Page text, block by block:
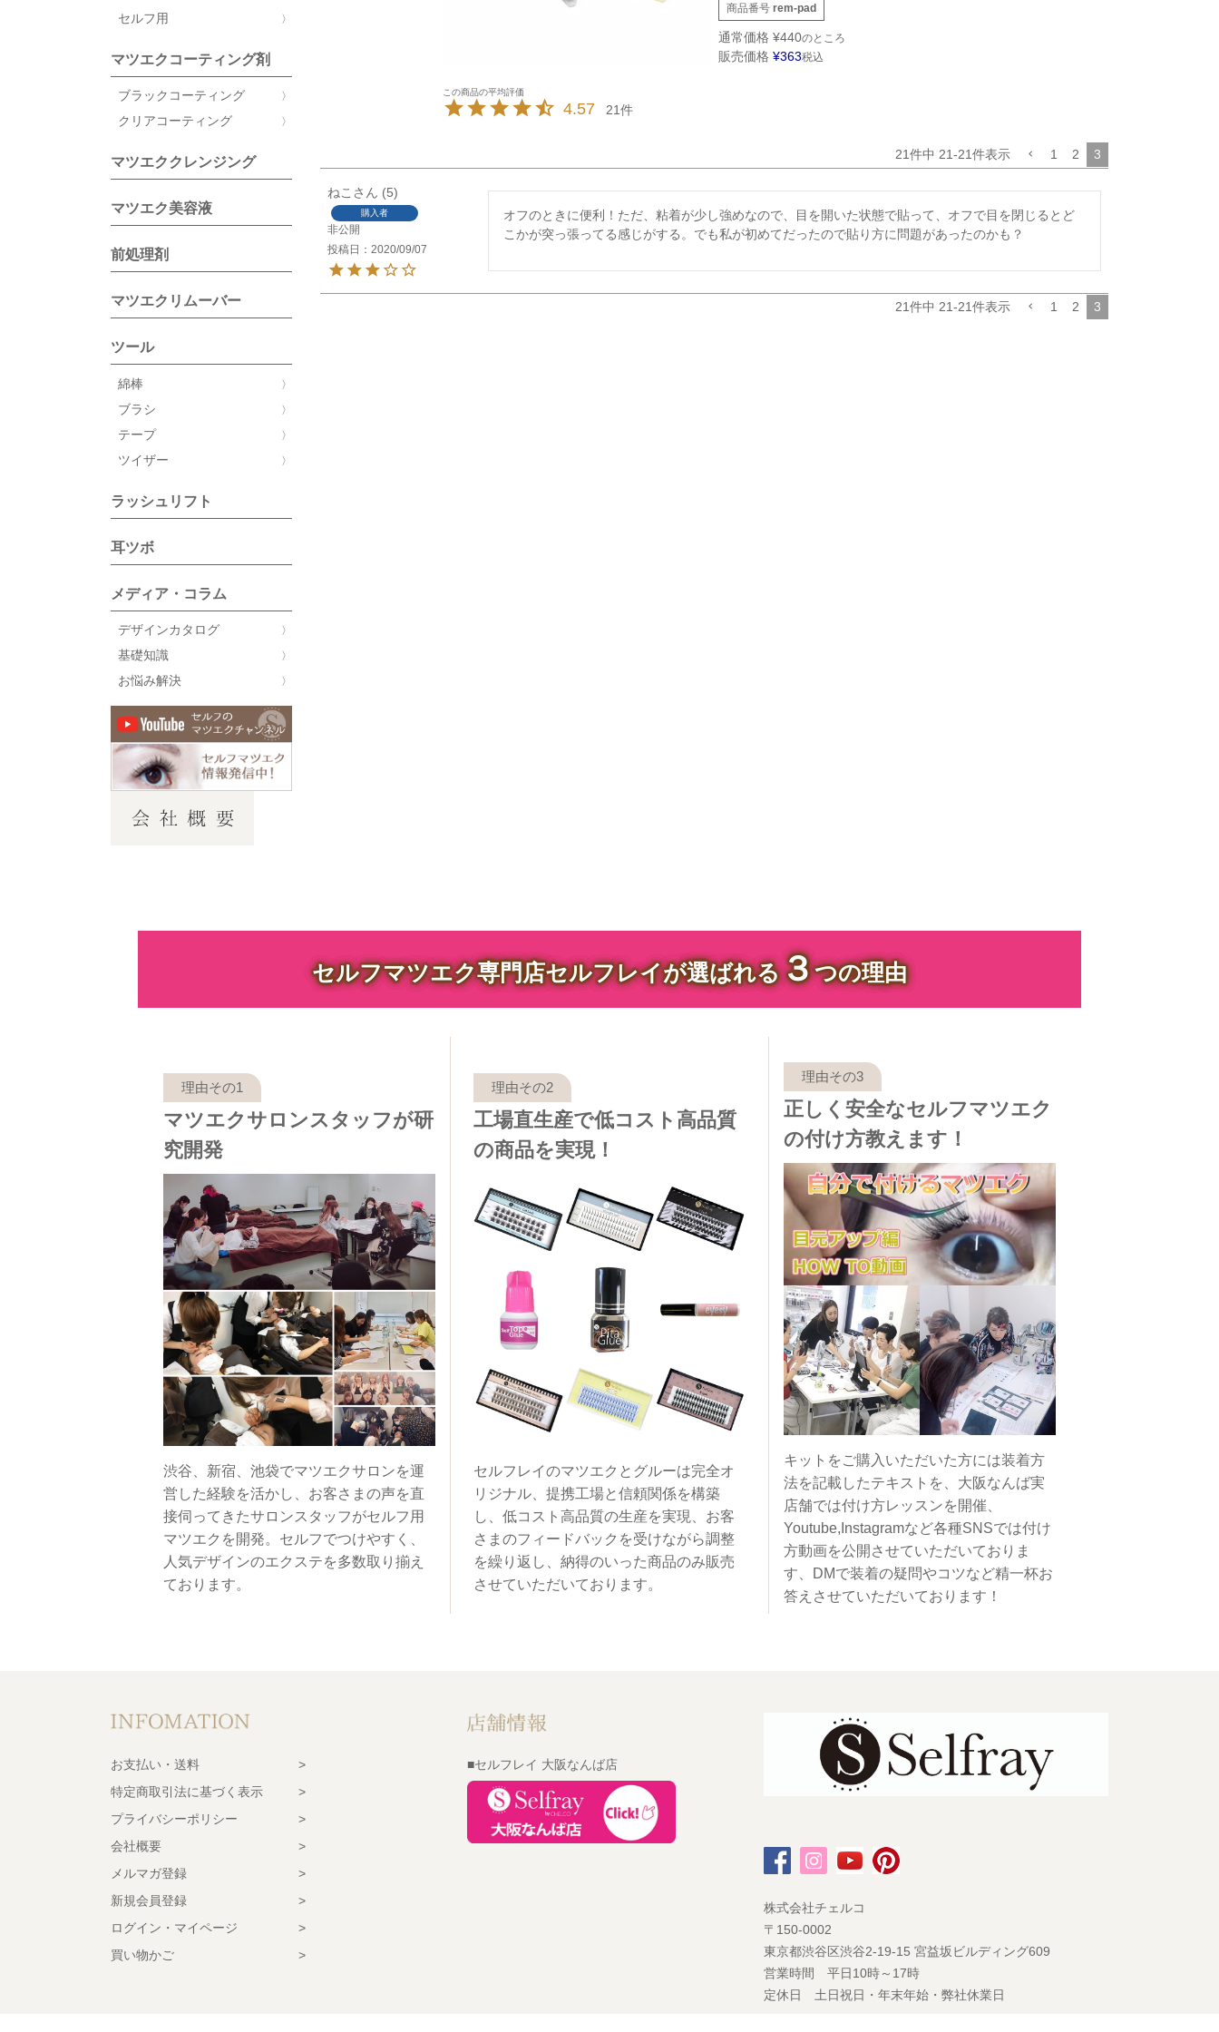
セルフ用
マツエクコーティング剤
ブラックコーティング
クリアコーティング
マツエククレンジング
マツエク美容液
前処理剤
マツエクリムーバー
ツール
綿棒
ブラシ
テープ
ツイザー
ラッシュリフト
耳ツボ
メディア・コラム
デザインカタログ
基礎知識
お悩み解決
商品番号 rem-pad
通常価格 ¥440のところ
販売価格 ¥363税込
4.57 21
21件中 21-21件表示 1 2 3
ねこ 5
購入者
非公開
投稿日
2020/09/07
オフのときに便利！ただ、粘着が少し強めなので、目を開いた状態で貼って、オフで目を閉じるとど
こかが突っ張ってる感じがする。でも私が初めてだったので貼り方に問題があったのかも？
21件中 21-21件表示 1 2 3
セルフマツエク専門店セルフレイが選ばれる３つの理由
マツエクサロンスタッフが研
究開発
渋谷、新宿、池袋でマツエクサロンを運
営した経験を活かし、お客さまの声を直
接伺ってきたサロンスタッフがセルフ用
マツエクを開発。セルフでつけやすく、
人気デザインのエクステを多数取り揃え
ております。
工場直生産で低コスト高品質
の商品を実現！
セルフレイのマツエクとグルーは完全オ
リジナル、提携工場と信頼関係を構築
し、低コスト高品質の生産を実現、お客
さまのフィードバックを受けながら調整
を繰り返し、納得のいった商品のみ販売
させていただいております。
正しく安全なセルフマツエク
の付け方教えます！
キットをご購入いただいた方には装着方
法を記載したテキストを、大阪なんば実
店舗では付け方レッスンを開催、
Youtube,Instagramなど各種SNSでは付け
方動画を公開させていただいておりま
す、DMで装着の疑問やコツなど精一杯お
答えさせていただいております！
お支払い・送料
特定商取引法に基づく表示
プライバシーポリシー
会社概要
メルマガ登録
新規会員登録
ログイン・マイページ
買い物かご
■セルフレイ 大阪なんば店
株式会社チェルコ
〒150-0002
東京都渋谷区渋谷2-19-15 宮益坂ビルディング609
営業時間 平日10時～17時
定休日 土日祝日・年末年始・弊社休業日